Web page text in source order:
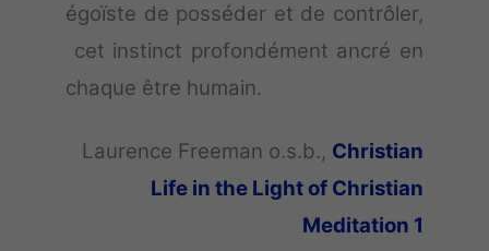
égoïste de posséder et de contrôler,
cet instinct profondément ancré en
chaque être humain.
Laurence Freeman o.s.b., Christian
Life in the Light of Christian
Meditation 1